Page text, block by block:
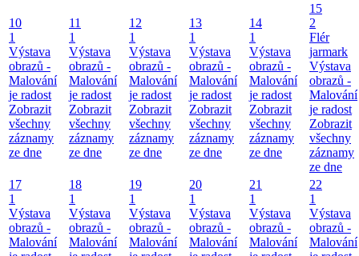
10
1
Výstava
obrazů -
Malování
je radost
Zobrazit
všechny
záznamy
ze dne
11
1
Výstava
obrazů -
Malování
je radost
Zobrazit
všechny
záznamy
ze dne
12
1
Výstava
obrazů -
Malování
je radost
Zobrazit
všechny
záznamy
ze dne
13
1
Výstava
obrazů -
Malování
je radost
Zobrazit
všechny
záznamy
ze dne
14
1
Výstava
obrazů -
Malování
je radost
Zobrazit
všechny
záznamy
ze dne
15
2
Flér
jarmark
Výstava
obrazů -
Malování
je radost
Zobrazit
všechny
záznamy
ze dne
17
1
Výstava
obrazů -
Malování
18
1
Výstava
obrazů -
Malování
19
1
Výstava
obrazů -
Malování
20
1
Výstava
obrazů -
Malování
21
1
Výstava
obrazů -
Malování
22
1
Výstava
obrazů -
Malování